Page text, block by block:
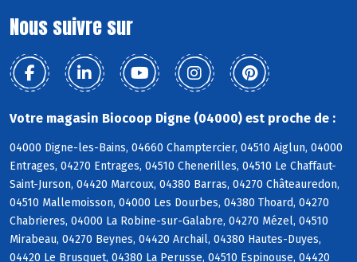
Nous suivre sur
Votre magasin Biocoop Digne (04000) est proche de :
04000 Digne-les-Bains, 04660 Champtercier, 04510 Aiglun, 04000
Entrages, 04270 Entrages, 04510 Chenerilles, 04510 Le Chaffaut-
Saint-Jurson, 04420 Marcoux, 04380 Barras, 04270 Châteauredon,
04510 Mallemoisson, 04000 Les Dourbes, 04380 Thoard, 04270
Chabrieres, 04000 La Robine-sur-Galabre, 04270 Mézel, 04510
Mirabeau, 04270 Beynes, 04420 Archail, 04380 Hautes-Duyes,
04420 Le Brusquet, 04380 La Perusse, 04510 Espinouse, 04420